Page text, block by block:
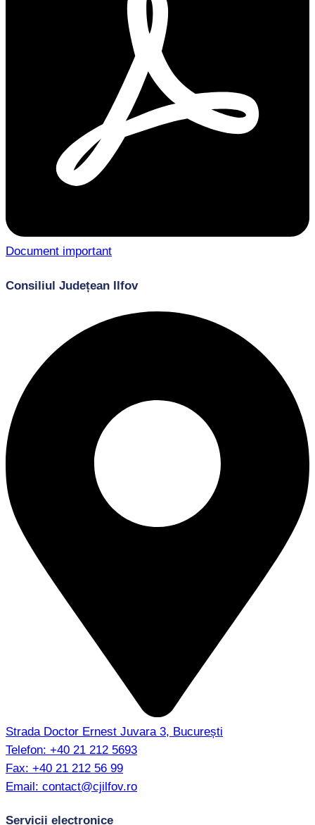
Document important
Consiliul Județean Ilfov
Strada Doctor Ernest Juvara 3, București
Telefon: +40 21 212 5693
Fax: +40 21 212 56 99
Email: contact@cjilfov.ro
Servicii electronice